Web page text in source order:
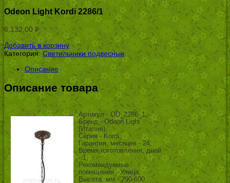
Odeon Light Kordi 2286/1
6,132.00 Р
УБ.
Добавить в корзину
Категория: Светильники подвесные.
Описание
Описание товара
Артикул - OD_2286_1,
Бренд - Odeon Light
(Италия),
Серия - Kordi,
Гарантия, месяцев - 24,
Время изготовления, дней
- 1,
Рекомендуемые
помещения - Улица,
Высота, мм - 290-600,